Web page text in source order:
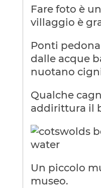
Fare foto è
villaggio è
Ponti
dalle acque
nuotano
Qualche
addirittura il
Un piccolo
museo.